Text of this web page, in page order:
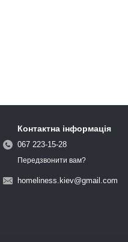
Контактна інформація
067 223-15-28
Передзвонити вам?
homeliness.kiev@gmail.com